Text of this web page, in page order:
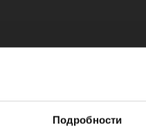
Подробности
цвет от
цвета и